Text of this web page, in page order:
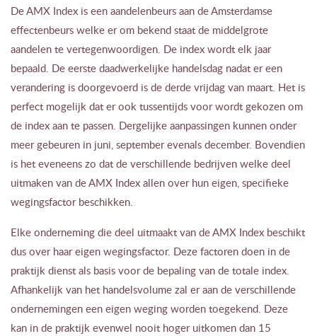
De AMX Index is een aandelenbeurs aan de Amsterdamse
effectenbeurs welke er om bekend staat de middelgrote
aandelen te vertegenwoordigen. De index wordt elk jaar
bepaald. De eerste daadwerkelijke handelsdag nadat er een
verandering is doorgevoerd is de derde vrijdag van maart. Het is
perfect mogelijk dat er ook tussentijds voor wordt gekozen om
de index aan te passen. Dergelijke aanpassingen kunnen onder
meer gebeuren in juni, september evenals december. Bovendien
is het eveneens zo dat de verschillende bedrijven welke deel
uitmaken van de AMX Index allen over hun eigen, specifieke
wegingsfactor beschikken.
Elke onderneming die deel uitmaakt van de AMX Index beschikt
dus over haar eigen wegingsfactor. Deze factoren doen in de
praktijk dienst als basis voor de bepaling van de totale index.
Afhankelijk van het handelsvolume zal er aan de verschillende
ondernemingen een eigen weging worden toegekend. Deze
kan in de praktijk evenwel nooit hoger uitkomen dan 15